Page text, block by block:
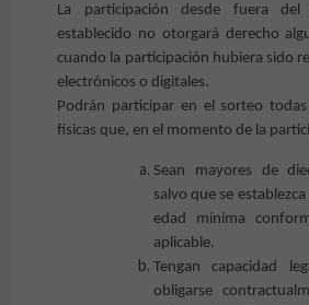
La participación desde fuera del
establecido no otorgará derecho
cuando la participación hubiera sido
electrónicos o digitales.
Podrán participar en el sorteo todas
físicas que, en el momento de la
Sean mayores de
salvo que se
edad mínima
aplicable.
Tengan capacidad
obligarse